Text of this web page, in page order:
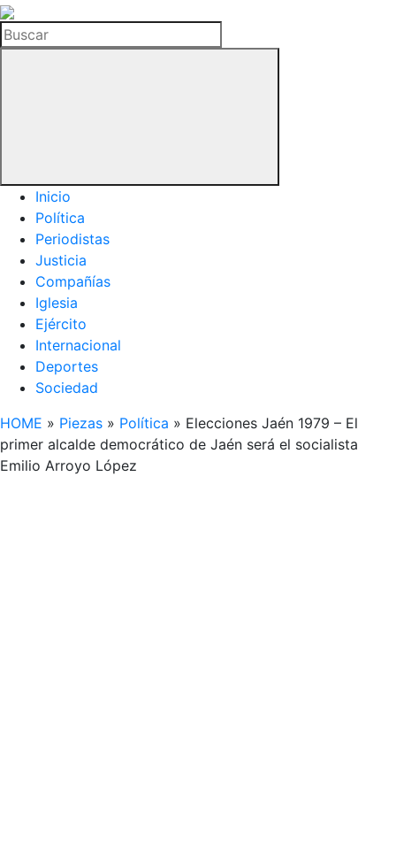
La
Hemeroteca
del
Buscar
Inicio
Política
Periodistas
Justicia
Compañías
Iglesia
Ejército
Internacional
Deportes
Sociedad
HOME » Piezas » Política » Elecciones Jaén 1979 – El
primer alcalde democrático de Jaén será el socialista
Emilio Arroyo López